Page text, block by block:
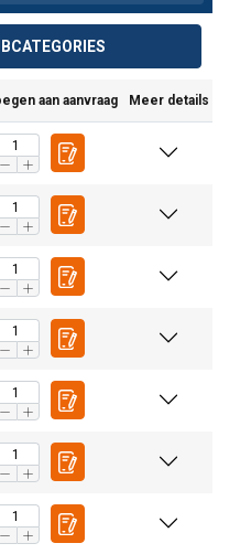
aan aanvraag Meer details